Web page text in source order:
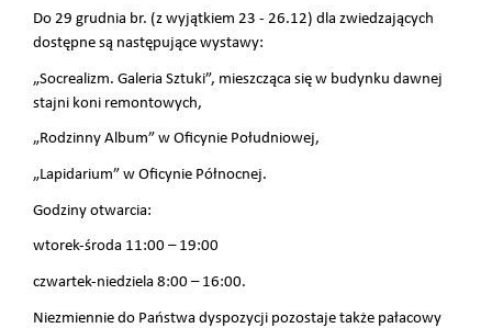
Do 29 grudnia br. (z wyjątkiem 23 - 26.12) dla zwiedzających
dostępne są następujące wystawy:
„Socrealizm. Galeria Sztuki”, mieszcząca się w budynku dawnej
stajni koni remontowych,
„Rodzinny Album” w Oficynie Południowej,
„Lapidarium” w Oficynie Północnej.
Godziny otwarcia:
wtorek-środa 11:00 – 19:00
czwartek-niedziela 8:00 – 16:00.
Niezmiennie do Państwa dyspozycji pozostaje także pałacowy